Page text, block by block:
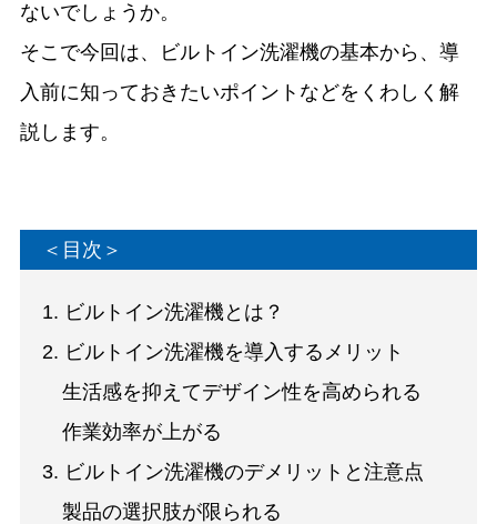
ないでしょうか。
そこで今回は、ビルトイン洗濯機の基本から、導
入前に知っておきたいポイントなどをくわしく解
説します。
＜目次＞
1. ビルトイン洗濯機とは？
2. ビルトイン洗濯機を導入するメリット
生活感を抑えてデザイン性を高められる
作業効率が上がる
3. ビルトイン洗濯機のデメリットと注意点
製品の選択肢が限られる